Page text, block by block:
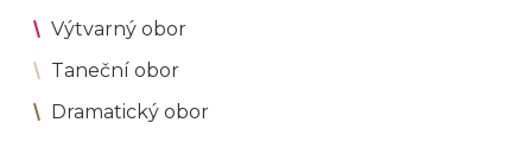
Výtvarný obor
Taneční obor
Dramatický obor